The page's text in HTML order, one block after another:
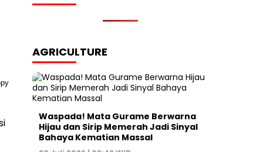
AGRICULTURE
Waspada! Mata Gurame Berwarna
Hijau dan Sirip Memerah Jadi Sinyal
Bahaya Kematian Massal